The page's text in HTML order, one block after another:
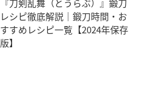
『刀剣乱舞（とうらぶ）』鍛刀
レシピ徹底解説｜鍛刀時間・お
すすめレシピ一覧【2024年保存
版】